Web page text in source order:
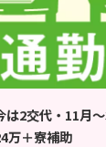
は2交代・11月
万＋寮補助